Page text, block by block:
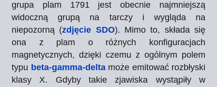
grupa plam 1791 jest obecnie najmniejszą
widoczną grupą na tarczy i wygląda na
niepozorną (zdjęcie SDO). Mimo to, składa się
ona z plam o różnych konfiguracjach
magnetycznych, dzięki czemu z ogólnym polem
typu beta-gamma-deltamoże emitować rozbłyski
klasy X. Gdyby takie zjawiska wystąpiły w